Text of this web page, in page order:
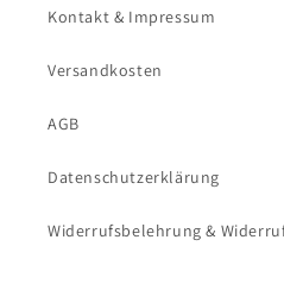
Kontakt & Impressum
Versandkosten
AGB
Datenschutzerklärung
Widerrufsbelehrung &